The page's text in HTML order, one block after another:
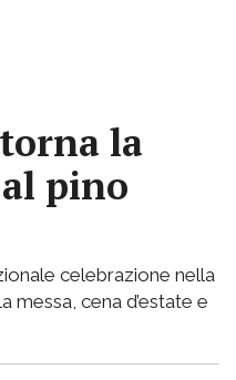
la
pino
celebrazione nella
messa, cena d’estate e